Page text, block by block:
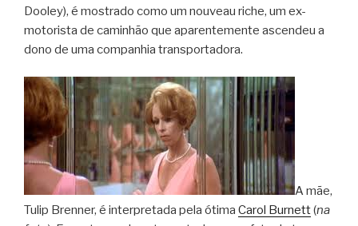
Dooley), é mostrado como um nouveau riche, um ex-
motorista de caminhão que aparentemente ascendeu a
dono de uma companhia transportadora.
A mãe,
Tulip Brenner, é interpretada pela ótima Carol Burnett(na